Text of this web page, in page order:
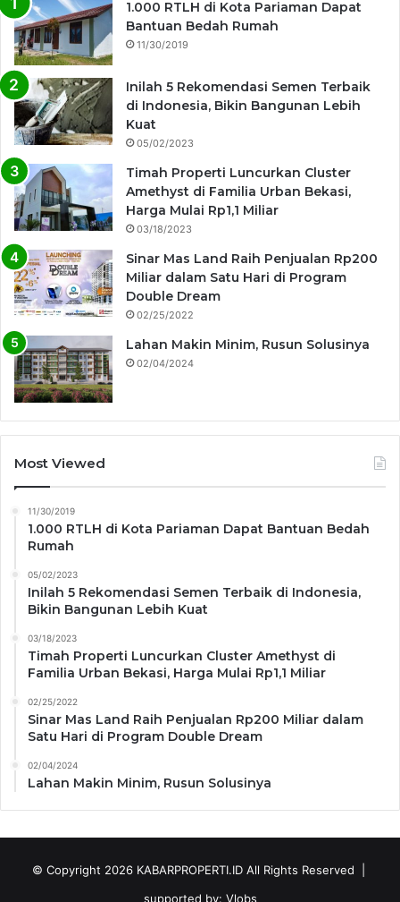
1.000 RTLH di Kota Pariaman Dapat
Bantuan Bedah Rumah
11/30/2019
Inilah 5 Rekomendasi Semen Terbaik
di Indonesia, Bikin Bangunan Lebih
Kuat
05/02/2023
Timah Properti Luncurkan Cluster
Amethyst di Familia Urban Bekasi,
Harga Mulai Rp1,1 Miliar
03/18/2023
Sinar Mas Land Raih Penjualan Rp200
Miliar dalam Satu Hari di Program
Double Dream
02/25/2022
Lahan Makin Minim, Rusun Solusinya
02/04/2024
Most Viewed
11/30/2019
1.000 RTLH di Kota Pariaman Dapat Bantuan Bedah
Rumah
05/02/2023
Inilah 5 Rekomendasi Semen Terbaik di Indonesia,
Bikin Bangunan Lebih Kuat
03/18/2023
Timah Properti Luncurkan Cluster Amethyst di
Familia Urban Bekasi, Harga Mulai Rp1,1 Miliar
02/25/2022
Sinar Mas Land Raih Penjualan Rp200 Miliar dalam
Satu Hari di Program Double Dream
02/04/2024
Lahan Makin Minim, Rusun Solusinya
© Copyright 2026 KABARPROPERTI.IDAll Rights Reserved |
supported by: Vlobs